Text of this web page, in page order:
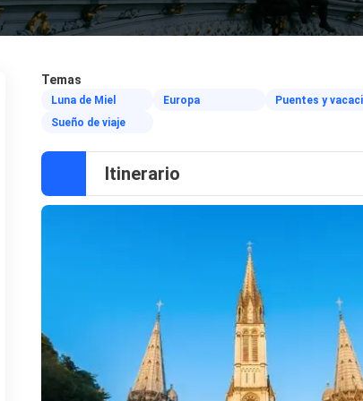
Temas
Luna de Miel Europa Puentes y
Sueño de viaje
Itinerario